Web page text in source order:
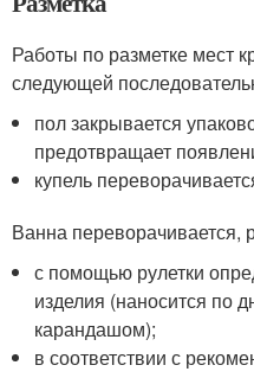
Работы по разметке мест
следующей
пол закрывается
предотвращает
купель
Ванна переворачивается,
с помощью рулетки
изделия (наносится по
карандашом);
в соответствии с